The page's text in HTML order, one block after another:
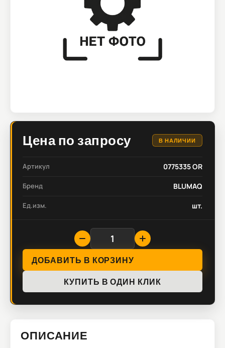
Цена по запросу В НАЛИЧИИ
Артикул 0775335 OR
Бренд BLUMAQ
Ед.изм. шт.
ДОБАВИТЬ В КОРЗИНУ
КУПИТЬ В ОДИН КЛИК
ОПИСАНИЕ